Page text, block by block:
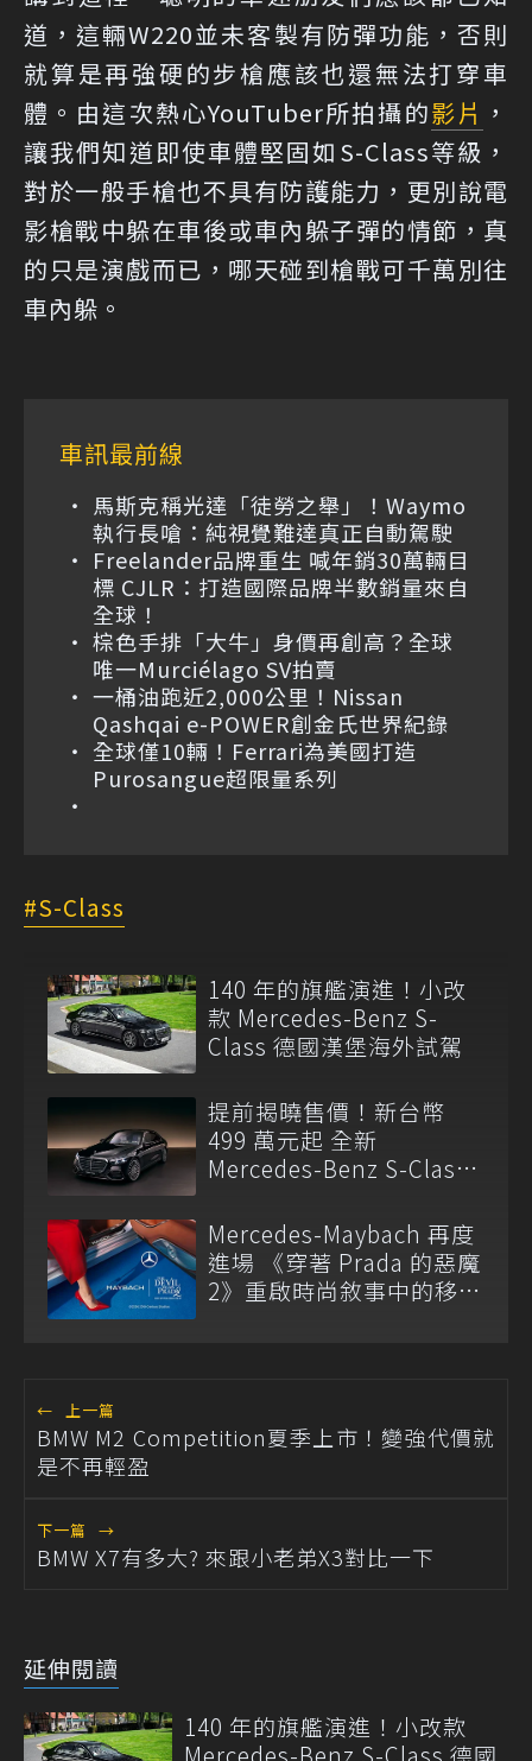
道，這輛W220並未客製有防彈功能，否則
就算是再強硬的步槍應該也還無法打穿車
體。由這次熱心YouTuber所拍攝的影片 ，
讓我們知道即使車體堅固如S-Class等級，
對於一般手槍也不具有防護能力，更別說電
影槍戰中躲在車後或車內躲子彈的情節，真
的只是演戲而已，哪天碰到槍戰可千萬別往
車內躲。
車訊最前線
馬斯克稱光達「徒勞之舉」！Waymo
執行長嗆：純視覺難達真正自動駕駛
Freelander品牌重生 喊年銷30萬輛目
標 CJLR：打造國際品牌半數銷量來自
全球！
棕色手排「大牛」身價再創高？全球
唯一Murciélago SV拍賣
一桶油跑近2,000公里！Nissan
Qashqai e-POWER創金氏世界紀錄
全球僅10輛！Ferrari為美國打造
Purosangue超限量系列
S-Class
140 年的旗艦演進！小改
款 Mercedes-Benz S-
Class 德國漢堡海外試駕
提前揭曉售價！新台幣
499 萬元起 全新
Mercedes-Benz S-Class
Class 開放預訂
Mercedes-Maybach 再度
進場 《穿著 Prada 的惡魔
2》重啟時尚敘事中的移動
← 上一篇
BMW M2 Competition夏季上市！變強代價就
是不再輕盈
下一篇 →
BMW X7有多大? 來跟小老弟X3對比一下
延伸閱讀
140 年的旗艦演進！小改款
Mercedes-Benz S-Class 德國